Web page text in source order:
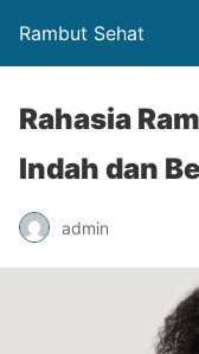
Rambut Sehat
Rahasia
Indah dan
admin